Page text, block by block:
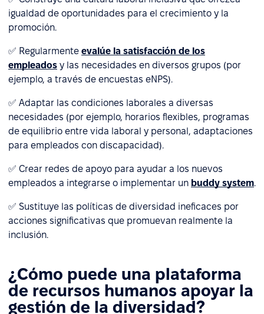
igualdad de oportunidades para el crecimiento y la
promoción.
✅ Regularmente evalúe la satisfacción de los
empleados y las necesidades en diversos grupos (por
ejemplo, a través de encuestas eNPS).
✅ Adaptar las condiciones laborales a diversas
necesidades (por ejemplo, horarios flexibles, programas
de equilibrio entre vida laboral y personal, adaptaciones
para empleados con discapacidad).
✅ Crear redes de apoyo para ayudar a los nuevos
empleados a integrarse o implementar un buddy system.
✅ Sustituye las políticas de diversidad ineficaces por
acciones significativas que promuevan realmente la
inclusión.
¿Cómo puede una plataforma
de recursos humanos apoyar la
gestión de la diversidad?